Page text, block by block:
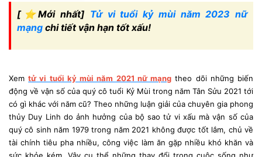
[⭐️Mới nhất] Tử vi tuổi kỷ mùi năm 2023 nữ
mạng chi tiết vận hạn tốt xấu!
Xemtử vi tuổi kỷ mùi năm 2021 nữ mạng theo dõi những biến
động về vận số của quý cô tuổi Kỷ Mùi trong năm Tân Sửu 2021 tới
có gì khác với năm cũ? Theo những luận giải của chuyên gia phong
thủy Duy Linh do ảnh hưởng của bộ sao tử vi xấu mà vận số của
quý cô sinh năm 1979 trong năm 2021 không được tốt lắm, chủ về
tài chính tiêu pha nhiều, công việc làm ăn gặp nhiều khó khăn và